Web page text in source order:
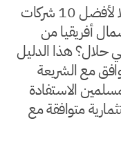
من أرامكو إلى STC، نقدم لكم تحليلًا لأفضل 10 شركات
أفريقيا من
هذا الدليل
مع الشريعة
الاستفادة
متوافقة مع